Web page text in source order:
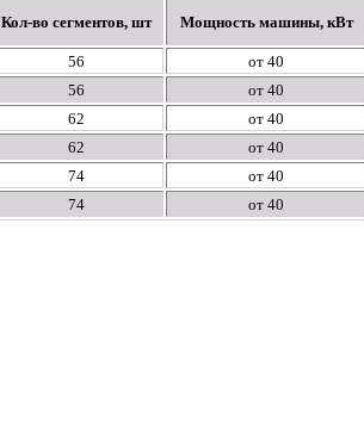
Кол-во сегментов, шт Мощность машины, кВт
56
от 40
56
от 40
62
от 40
62
от 40
74
от 40
74 от 40